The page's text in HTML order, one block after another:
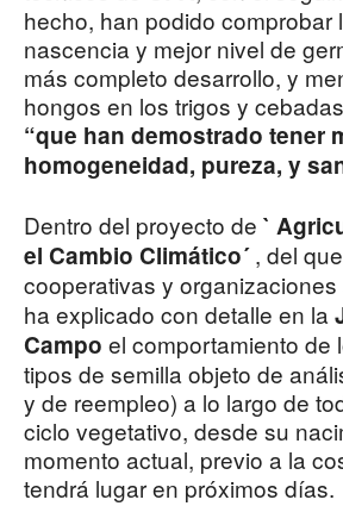
hecho, han podido comprobar
nascencia y mejor nivel de
más completo desarrollo, y
hongos en los trigos y
“que han demostrado tener
homogeneidad, pureza, y
Dentro del proyecto de `
el Cambio Climático´, del
cooperativas y organizaciones
ha explicado con detalle en la
Campo el comportamiento de
tipos de semilla objeto de
y de reempleo) a lo largo de
ciclo vegetativo, desde su
momento actual, previo a la
tendrá lugar en próximos días.